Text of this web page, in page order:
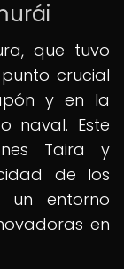
que tuvo
crucial
y en la
naval. Este
Taira y
de los
entorno
en